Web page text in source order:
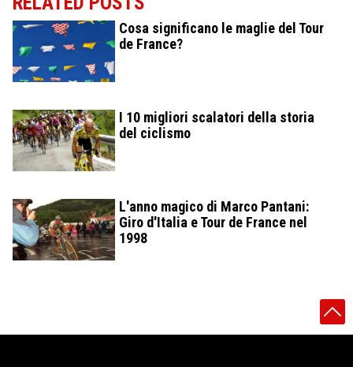
Cosa significano le maglie del Tour
de France?
I 10 migliori scalatori della storia
del ciclismo
L'anno magico di Marco Pantani:
Giro d'Italia e Tour de France nel
1998